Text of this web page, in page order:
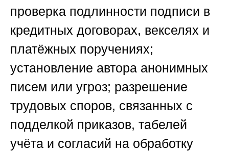
проверка подлинности подписи в
кредитных договорах, векселях и
платёжных поручениях;
установление автора анонимных
писем или угроз; разрешение
трудовых споров, связанных с
подделкой приказов, табелей
учёта и согласий на обработку